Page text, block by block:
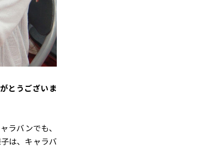
とうございま
ラバンでも、
は、キャラバ